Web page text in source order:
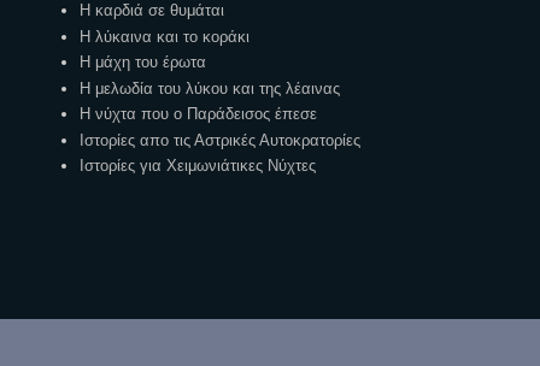
Η καρδιά σε θυμάται
Η λύκαινα και το κοράκι
Η μάχη του έρωτα
Η μελωδία του λύκου και της λέαινας
Η νύχτα που ο Παράδεισος έπεσε
Ιστορίες απο τις Αστρικές Αυτοκρατορίες
Ιστορίες για Χειμωνιάτικες Νύχτες